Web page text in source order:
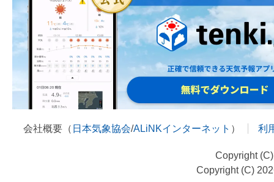
会社概要（ 日本気象協会/ALiNKインターネット ） 利
Copyright
Copyright (C)